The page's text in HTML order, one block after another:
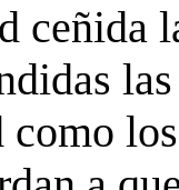
ceñida
como